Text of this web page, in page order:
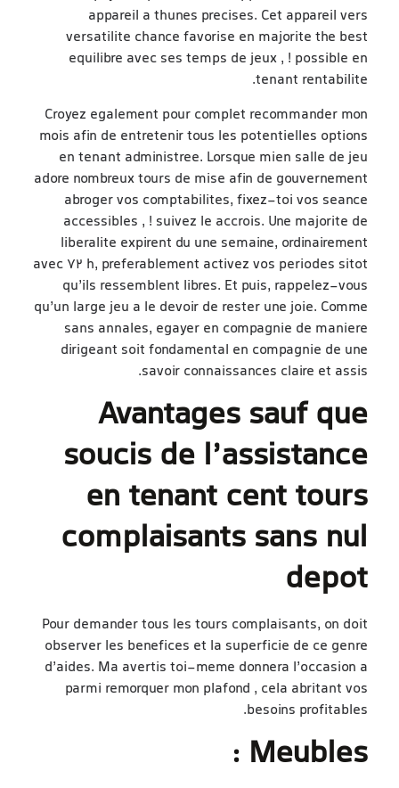
appareil a thunes precises. Cet appareil vers
versatilite chance favorise en majorite the best
equilibre avec ses temps de jeux , ! possible en
tenant rentabilite.
Croyez egalement pour complet recommander mon
mois afin de entretenir tous les potentielles options
en tenant administree. Lorsque mien salle de jeu
adore nombreux tours de mise afin de gouvernement
abroger vos comptabilites, fixez-toi vos seance
accessibles , ! suivez le accrois. Une majorite de
liberalite expirent du une semaine, ordinairement
avec 72 h, preferablement activez vos periodes sitot
qu’ils ressemblent libres. Et puis, rappelez-vous
qu’un large jeu a le devoir de rester une joie. Comme
sans annales, egayer en compagnie de maniere
dirigeant soit fondamental en compagnie de une
savoir connaissances claire et assis.
Avantages sauf que
soucis de l’assistance
en tenant cent tours
complaisants sans nul
depot
Pour demander tous les tours complaisants, on doit
observer les benefices et la superficie de ce genre
d’aides. Ma avertis toi-meme donnera l’occasion a
parmi remorquer mon plafond , cela abritant vos
besoins profitables.
Meubles :